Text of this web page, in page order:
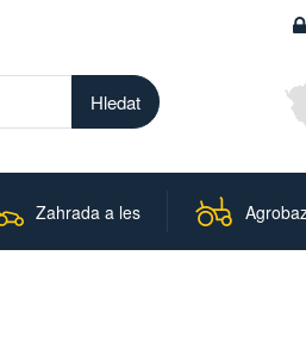
Zahrada a les